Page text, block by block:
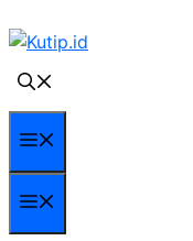
ke
isi